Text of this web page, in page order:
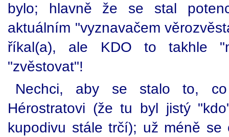
bylo; hlavně že se stal
aktuálním "vyznavačem
říkal(a), ale KDO to takhle
"zvěstovat"!
Nechci, aby se stalo to,
Hérostratovi (že tu byl jistý
kupodivu stále trčí); už méně